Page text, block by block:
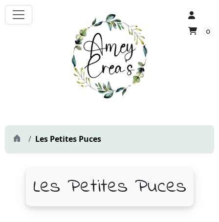
0
Les Petites Puces
Les Petites Puces